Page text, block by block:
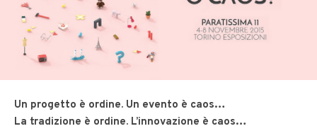
Un progetto è ordine. Un evento è caos…
La tradizione è ordine. L’innovazione è caos…